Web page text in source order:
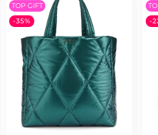
TOP GIFT
-35%
-